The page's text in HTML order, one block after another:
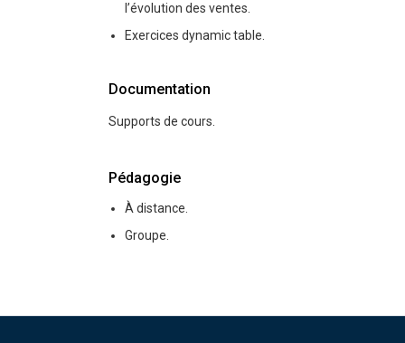
l’évolution des ventes.
Exercices dynamic table.
Documentation
Supports de cours.
Pédagogie
À distance.
Groupe.